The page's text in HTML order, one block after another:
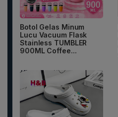
Botol Gelas Minum
Lucu Vacuum Flask
Stainless TUMBLER
900ML Coffee...